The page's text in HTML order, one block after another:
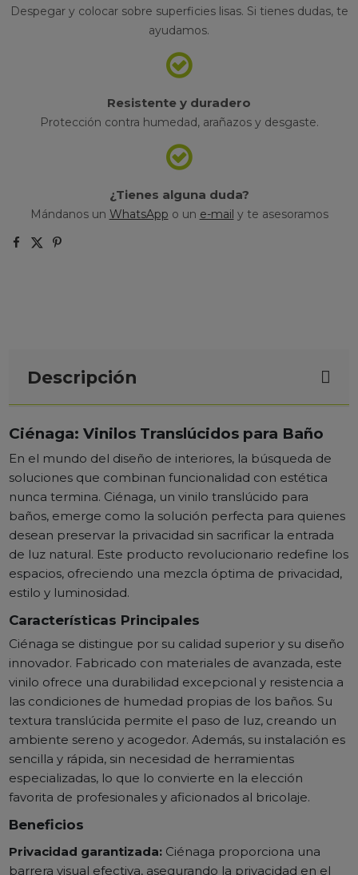
Despegar y colocar sobre superficies lisas. Si tienes dudas, te
ayudamos.
Resistente y duradero
Protección contra humedad, arañazos y desgaste.
¿Tienes alguna duda?
Mándanos un WhatsApp o un e-mail y te asesoramos
Descripción
Ciénaga: Vinilos Translúcidos para Baño
En el mundo del diseño de interiores, la búsqueda de
soluciones que combinan funcionalidad con estética
nunca termina. Ciénaga, un vinilo translúcido para
baños, emerge como la solución perfecta para quienes
desean preservar la privacidad sin sacrificar la entrada
de luz natural. Este producto revolucionario redefine los
espacios, ofreciendo una mezcla óptima de privacidad,
estilo y luminosidad.
Características Principales
Ciénaga se distingue por su calidad superior y su diseño
innovador. Fabricado con materiales de avanzada, este
vinilo ofrece una durabilidad excepcional y resistencia a
las condiciones de humedad propias de los baños. Su
textura translúcida permite el paso de luz, creando un
ambiente sereno y acogedor. Además, su instalación es
sencilla y rápida, sin necesidad de herramientas
especializadas, lo que lo convierte en la elección
favorita de profesionales y aficionados al bricolaje.
Beneficios
Privacidad garantizada: Ciénaga proporciona una
barrera visual efectiva, asegurando la privacidad en el